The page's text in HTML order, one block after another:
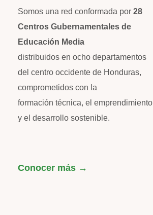
Somos una red conformada por 28
Centros Gubernamentales de
Educación Media
distribuidos en ocho departamentos
del centro occidente de Honduras,
comprometidos con la
formación técnica, el emprendimiento
y el desarrollo sostenible.
Conocer más →